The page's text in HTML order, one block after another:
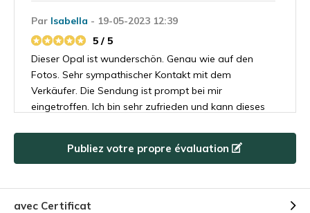
Par Isabella - 19-05-2023 12:39
5 / 5
Dieser Opal ist wunderschön. Genau wie auf den
Fotos. Sehr sympathischer Kontakt mit dem
Verkäufer. Die Sendung ist prompt bei mir
eingetroffen. Ich bin sehr zufrieden und kann dieses
ParOlaf van Hees- 19-05-2023 10:01
5 / 5
De haaientanden waren een zeer gewaardeerd
Publiez votre propre évaluation
avec Certificat